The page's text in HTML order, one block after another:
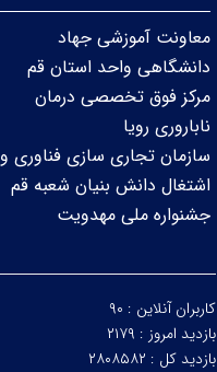
معاونت آموزشی جهاد
دانشگاهی واحد استان قم
مرکز فوق تخصصی درمان
ناباروری رویا
سازمان تجاری سازی فناوری و
اشتغال دانش بنیان شعبه قم
جشنواره ملی مهدویت
کاربران آنلاین : ۹۰
بازدید امروز : ۲۱۷۹
بازدید کل : ۲۸۰۸۵۸۲